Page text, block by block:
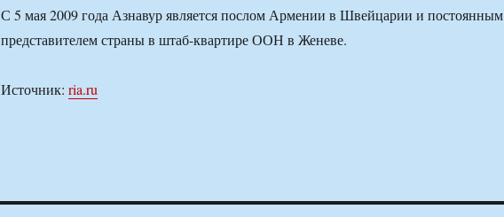
С 5 мая 2009 года Азнавур является послом Армении в Швейцарии и постоянным
представителем страны в штаб-квартире ООН в Женеве.
Источник: ria.ru